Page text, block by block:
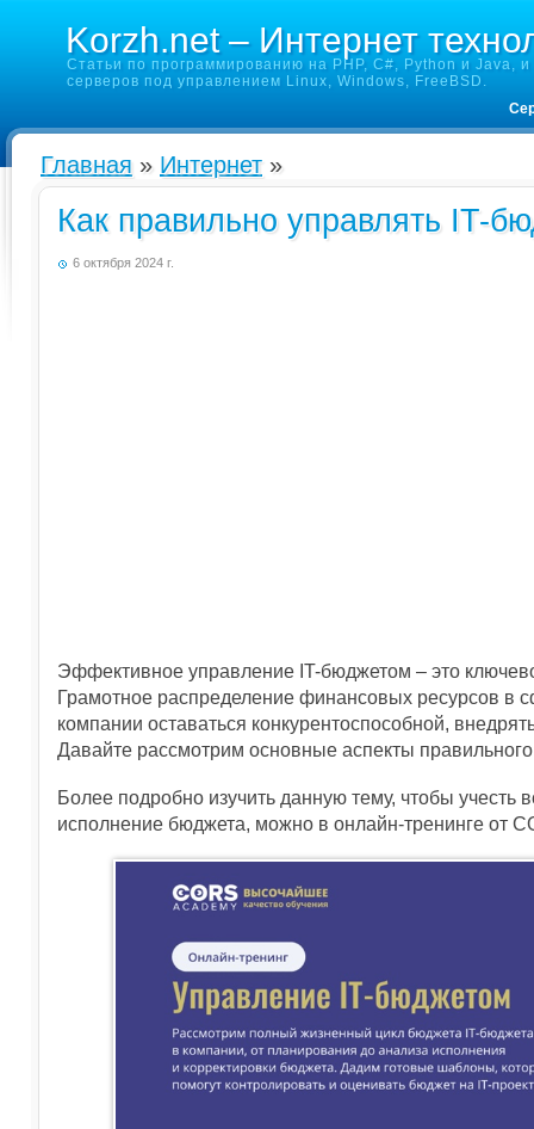
Korzh.net – Интернет
Статьи по программированию на PHP, C#, Python и Java,
серверов под управлением Linux, Windows, FreeBSD.
Главная » Интернет »
Как правильно управлять IT-
6 октября 2024 г.
Эффективное управление IT-бюджетом – это
Грамотное распределение финансовых ресурсов в
компании оставаться конкурентоспособной,
Давайте рассмотрим основные аспекты
Более подробно изучить данную тему, чтобы
исполнение бюджета, можно в онлайн-тренинге от